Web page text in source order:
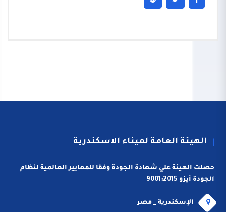
الهيئة العامة لميناء الاسكندرية
حصلت الهيئة علي شهادة الجودة وفقا للمعايير العالمية لنظام
الجودة أيزو 9001:2015
الإسكندرية _ مصر